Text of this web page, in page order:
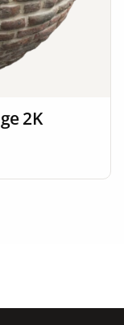
2K